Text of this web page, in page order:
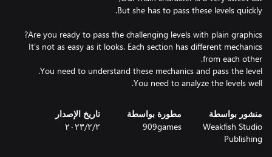
It's not as easy as it looks. Each section has different mechanics
You need to analyze the levels well.
منشور بواسطة
Weakfish Studio
Publishing
مطورة بواسطة
909games
تاريخ الإصدار
٢‏/٢‏/٢٠٢٣